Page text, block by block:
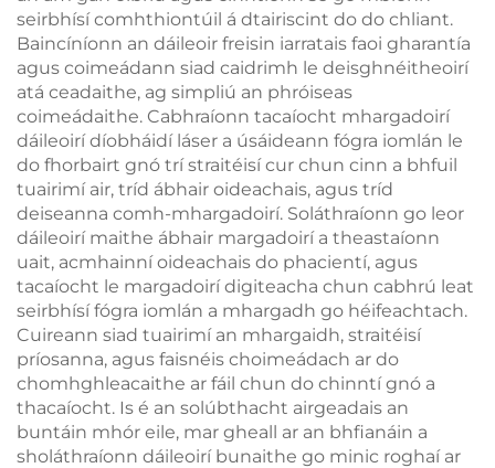
seirbhísí comhthiontúil á dtairiscint do do chliant.
Baincíníonn an dáileoir freisin iarratais faoi gharantía
agus coimeádann siad caidrimh le deisghnéitheoirí
atá ceadaithe, ag simpliú an phróiseas
coimeádaithe. Cabhraíonn tacaíocht mhargadoirí
dáileoirí díobháidí láser a úsáideann fógra iomlán le
do fhorbairt gnó trí straitéisí cur chun cinn a bhfuil
tuairimí air, tríd ábhair oideachais, agus tríd
deiseanna comh-mhargadoirí. Soláthraíonn go leor
dáileoirí maithe ábhair margadoirí a theastaíonn
uait, acmhainní oideachais do phacientí, agus
tacaíocht le margadoirí digiteacha chun cabhrú leat
seirbhísí fógra iomlán a mhargadh go héifeachtach.
Cuireann siad tuairimí an mhargaidh, straitéisí
príosanna, agus faisnéis choimeádach ar do
chomhghleacaithe ar fáil chun do chinntí gnó a
thacaíocht. Is é an solúbthacht airgeadais an
buntáin mhór eile, mar gheall ar an bhfianáin a
sholáthraíonn dáileoirí bunaithe go minic roghaí ar